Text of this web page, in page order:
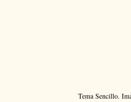
Tema Sencillo.